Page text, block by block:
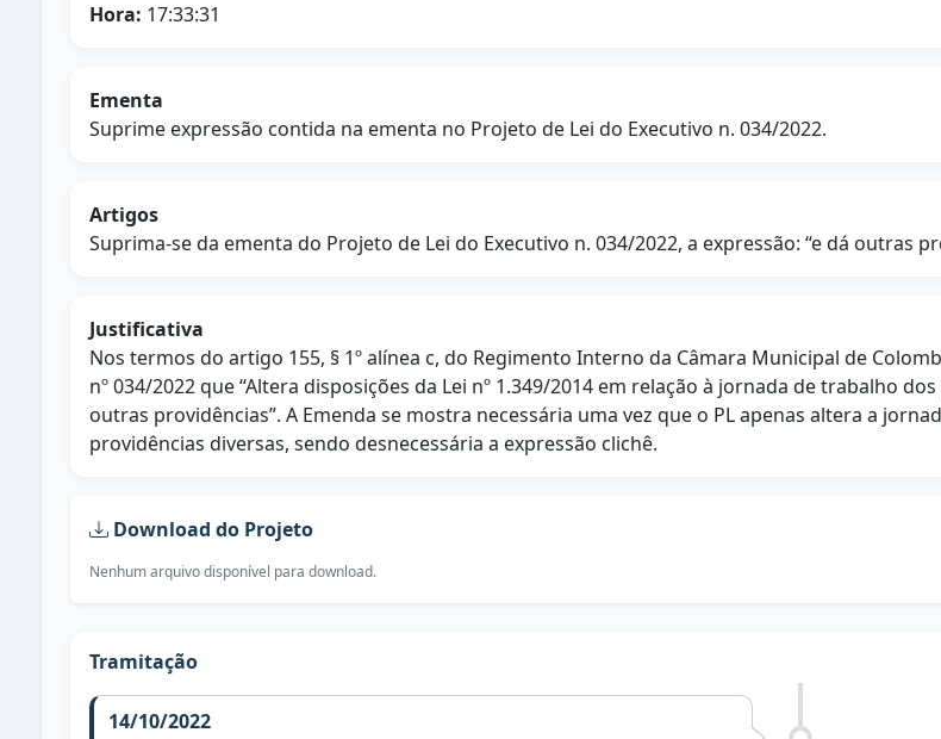
Hora: 17:33:31
Ementa
Suprime expressão contida na ementa no Projeto de Lei do Executivo n. 034/2022.
Artigos
Suprima-se da ementa do Projeto de Lei do Executivo n. 034/2022, a expressão: “e dá outras
Justificativa
Nos termos do artigo 155, § 1º alínea c, do Regimento Interno da Câmara Municipal de
nº 034/2022 que “Altera disposições da Lei nº 1.349/2014 em relação à jornada de trabalho
outras providências”. A Emenda se mostra necessária uma vez que o PL apenas altera a
providências diversas, sendo desnecessária a expressão clichê.
Download do Projeto
Nenhum arquivo disponível para download.
Tramitação
14/10/2022